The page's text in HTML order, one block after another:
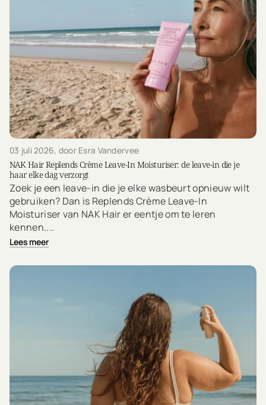
03 juli 2026, door Esra Vandervee
NAK Hair Replends Crème Leave-In Moisturiser: de leave-in die je
haar elke dag verzorgt
Zoek je een leave-in die je elke wasbeurt opnieuw wilt
gebruiken? Dan is Replends Crème Leave-In
Moisturiser van NAK Hair er eentje om te leren
kennen....
Lees meer